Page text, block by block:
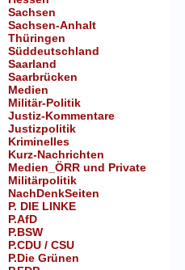
Sachsen
Sachsen-Anhalt
Thüringen
Süddeutschland
Saarland
Saarbrücken
Medien
Militär-Politik
Justiz-Kommentare
Justizpolitik
Kriminelles
Kurz-Nachrichten
Medien_ÖRR und Private
Militärpolitik
NachDenkSeiten
P. DIE LINKE
P.AfD
P.BSW
P.CDU / CSU
P.Die Grünen